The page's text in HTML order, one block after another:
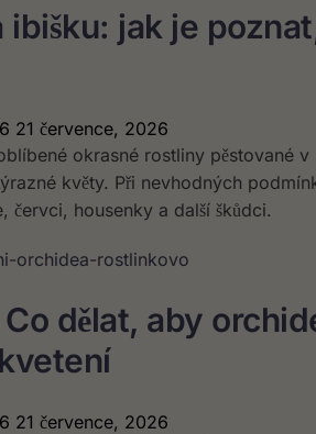
ibišku: jak je
21 července, 2026
okrasné rostliny pěstované
květy. Při nevhodných
červci, housenky a další škůdci.
dělat, aby
21 července, 2026